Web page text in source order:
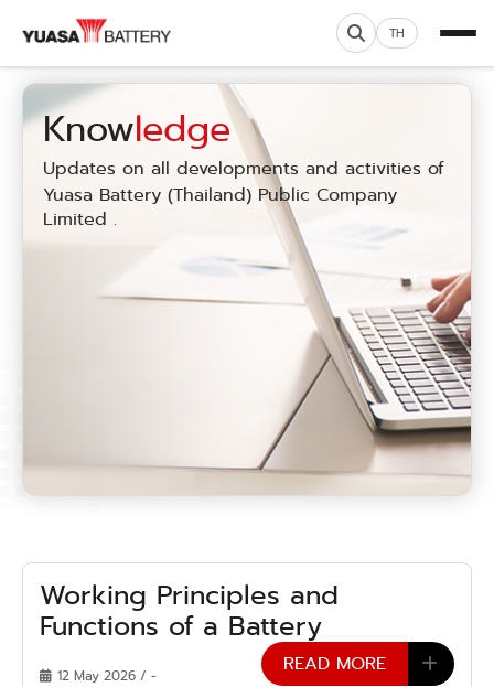
TH
Knowledge
Updates on all developments and activities of
Yuasa Battery (Thailand) Public Company
Limited .
Working Principles and
Functions of a Battery
12 May 2026 / - READ MORE